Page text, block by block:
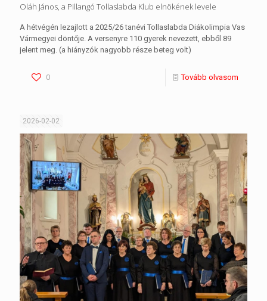
Oláh János, a Pillangó Tollaslabda Klub elnökének levele
A hétvégén lezajlott a 2025/26 tanévi Tollaslabda Diákolimpia Vas
Vármegyei döntője. A versenyre 110 gyerek nevezett, ebből 89
jelent meg. (a hiányzók nagyobb része beteg volt)
0 Tovább olvasom
2026-02-02